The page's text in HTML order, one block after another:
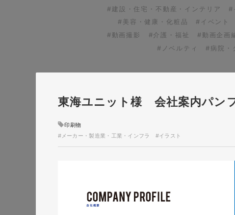
#建設・住宅・不動産・インテリア
#
#美容・健康・化粧品
#イベント
#動画撮影
#介護・福祉 #動画企画
#ノベルティ
#病院・
東海ユニット様 会社案内パン
印刷物
#メーカー・製造業・工業・インフラ
#イラスト